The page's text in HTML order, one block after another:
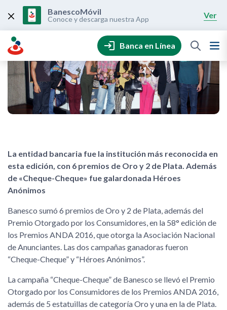
content
BanescoMóvil
Conoce y descarga nuestra App Ver
Banca en Línea
La entidad bancaria fue la institución más reconocida en
esta edición, con 6 premios de Oro y 2 de Plata. Además
de «Cheque-Cheque» fue galardonada Héroes
Anónimos
Banesco sumó 6 premios de Oro y 2 de Plata, además del
Premio Otorgado por los Consumidores, en la 58° edición de
los Premios ANDA 2016, que otorga la Asociación Nacional
de Anunciantes. Las dos campañas ganadoras fueron
Cheque-Cheque y Héroes Anónimos .
La campaña Cheque-Cheque de Banesco se llevó el Premio
Otorgado por los Consumidores de los Premios ANDA 2016,
además de 5 estatuillas de categoría Oro y una en la de Plata.